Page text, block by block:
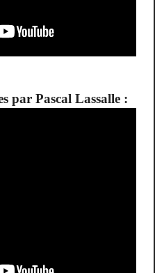
par Pascal Lassalle :